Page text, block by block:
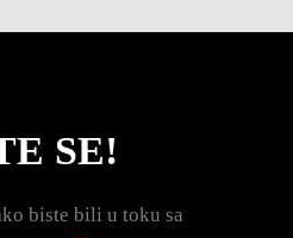
SE!
biste bili u toku sa